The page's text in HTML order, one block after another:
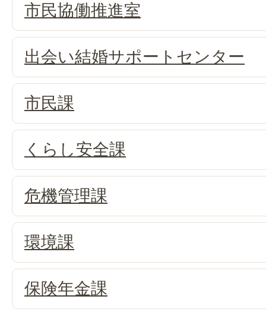
市民協働推進室
出会い結婚サポートセンター
市民課
くらし安全課
危機管理課
環境課
保険年金課